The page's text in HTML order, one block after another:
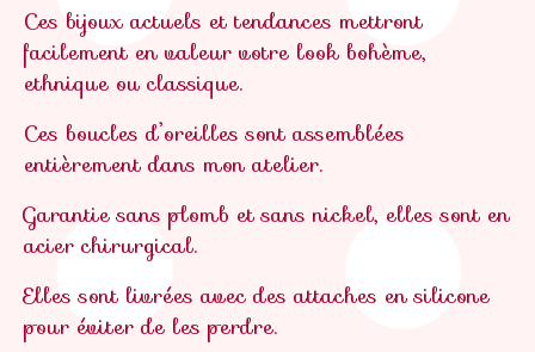
Ces bijoux actuels et tendances mettront
facilement en valeur votre look bohème,
ethnique ou classique.
Ces boucles d’oreilles sont assemblées
entièrement dans mon atelier.
Garantie sans plomb et sans nickel, elles sont en
acier chirurgical.
Elles sont livrées avec des attaches en silicone
pour éviter de les perdre.